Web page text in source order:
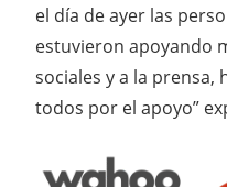
el día de ayer las
estuvieron apoyando
sociales y a la prensa,
todos por el apoyo”